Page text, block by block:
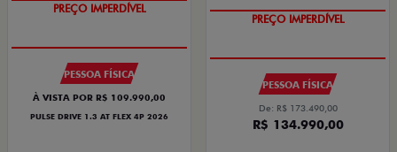
O SUV AUTOMÁTICO MAIS
PESSOA FÍSICA
À VISTA POR R$ 109.990,00
PULSE DRIVE 1.3 AT FLEX 4P 2026
OPORTUNIDADE
PESSOA FÍSICA
De: R$ 173.490,00
R$ 134.990,00